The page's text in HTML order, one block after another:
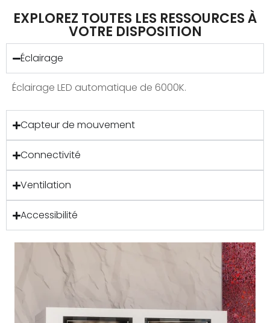
EXPLOREZ TOUTES LES RESSOURCES À
VOTRE DISPOSITION
Éclairage
Éclairage LED automatique de 6000K.
Capteur de mouvement
Connectivité
Ventilation
Accessibilité